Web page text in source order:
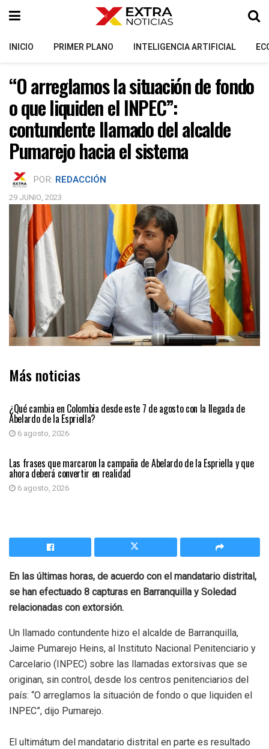
INICIO PRIMER PLANO INTELIGENCIA ARTIFICIAL
“O arreglamos la situación de fondo
o que liquiden el INPEC”:
contundente llamado del alcalde
Pumarejo hacia el sistema
POR: REDACCIÓN
29 JUNIO, 2023
Más noticias
¿Qué cambia en Colombia desde este 7 de agosto con la llegada de
Abelardo de la Espriella?
6 agosto, 2026
PRIMER PLANO
Las frases que marcaron la campaña de Abelardo de la Espriella y que
ahora deberá convertir en realidad
6 agosto, 2026
En las últimas horas, de acuerdo con el mandatario distrital,
se han efectuado 8 capturas en Barranquilla y Soledad
relacionadas con extorsión.
Un llamado contundente hizo el alcalde de Barranquilla,
Jaime Pumarejo Heins, al Instituto Nacional Penitenciario y
Carcelario (INPEC) sobre las llamadas extorsivas que se
originan, sin control, desde los centros penitenciarios del
país: “O arreglamos la situación de fondo o que liquiden el
INPEC”, dijo Pumarejo.
El ultimátum del mandatario distrital en parte es resultado